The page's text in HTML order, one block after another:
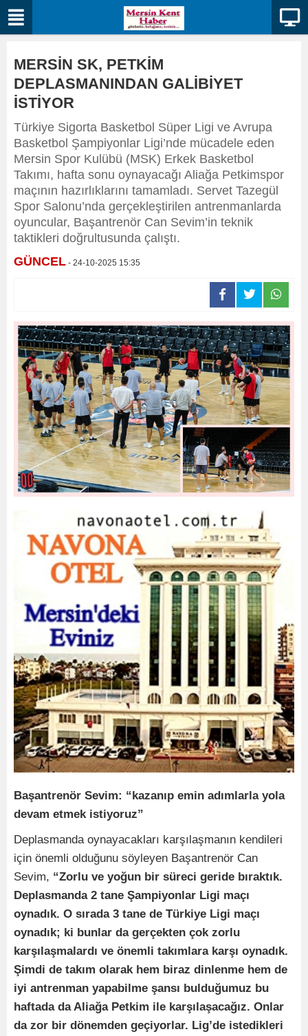
MERSİN SK, PETKİM
DEPLASMANINDAN GALİBİYET
İSTİYOR
Türkiye Sigorta Basketbol Süper Ligi ve Avrupa
Basketbol Şampiyonlar Ligi’nde mücadele eden
Mersin Spor Kulübü (MSK) Erkek Basketbol
Takımı, hafta sonu oynayacağı Aliağa Petkimspor
maçının hazırlıklarını tamamladı. Servet Tazegül
Spor Salonu’nda gerçekleştirilen antrenmanlarda
oyuncular, Başantrenör Can Sevim’in teknik
taktikleri doğrultusunda çalıştı.
GÜNCEL - 24-10-2025 15:35
Başantrenör Sevim: “kazanıp emin adımlarla yola
devam etmek istiyoruz”
Deplasmanda oynayacakları karşılaşmanın kendileri
için önemli olduğunu söyleyen Başantrenör Can
Sevim, “Zorlu ve yoğun bir süreci geride bıraktık.
Deplasmanda 2 tane Şampiyonlar Ligi maçı
oynadık. O sırada 3 tane de Türkiye Ligi maçı
oynadık; ki bunlar da gerçekten çok zorlu
karşılaşmalardı ve önemli takımlara karşı oynadık.
Şimdi de takım olarak hem biraz dinlenme hem de
iyi antrenman yapabilme şansı bulduğumuz bu
haftada da Aliağa Petkim ile karşılaşacağız. Onlar
da zor bir dönemden geçiyorlar. Lig’de istedikleri